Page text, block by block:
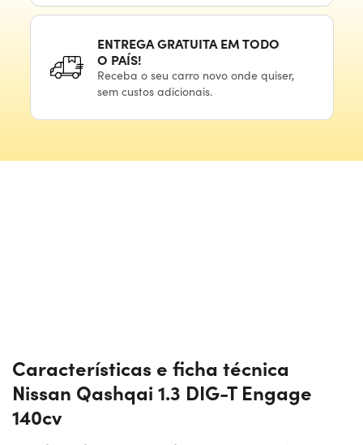
ENTREGA GRATUITA EM TODO
O PAÍS!
Receba o seu carro novo onde quiser,
sem custos adicionais.
Características e ficha técnica
Nissan Qashqai 1.3 DIG-T Engage
140cv